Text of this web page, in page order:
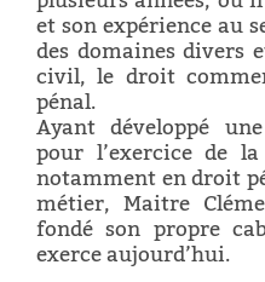
et son expérience au
des domaines divers
civil, le droit
pénal.
Ayant développé
pour l’exercice de
notamment en droit
métier, Maitre
fondé son propre
exerce aujourd’hui.